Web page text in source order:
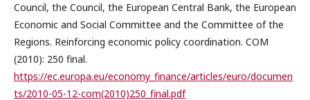
Council, the Council, the European Central Bank, the European
Economic and Social Committee and the Committee of the
Regions. Reinforcing economic policy coordination. COM
(2010): 250 final.
https://ec.europa.eu/economy_finance/articles/euro/documen
ts/2010-05-12-com(2010)250_final.pdf